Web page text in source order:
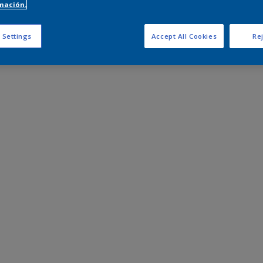
Settings Accept All Cookies